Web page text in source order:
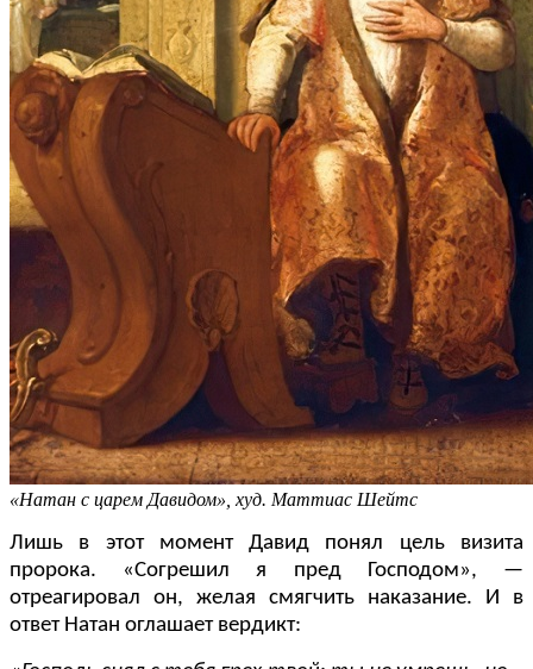
«Натан с царем Давидом», худ. Маттиас Шейтс
Лишь в этот момент Давид понял цель визита
пророка. «Согрешил я пред Господом», —
отреагировал он, желая смягчить наказание. И в
ответ Натан оглашает вердикт: